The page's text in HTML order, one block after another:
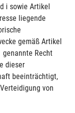
i sowie Artikel
liegende
gemäß Artikel
genannte Recht
dieser
beeinträchtigt,
von